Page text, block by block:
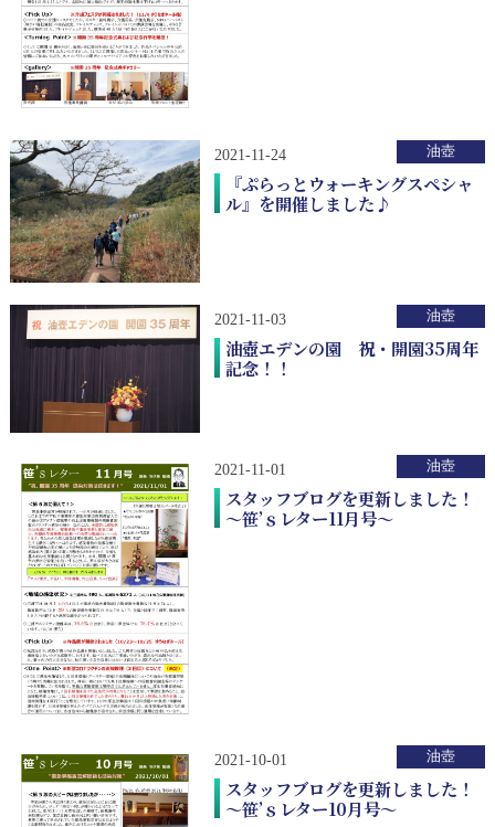
2021-11-24
『ぷらっとウォーキングスペシャ
ル』を開催しました♪
油壺
2021-11-03
油壺エデンの園 祝・開園35周年
記念！！
油壺
2021-11-01
スタッフブログを更新しました！
～笹’ｓレター11月号～
油壺
2021-10-01
スタッフブログを更新しました！
～笹’ｓレター10月号～
油壺